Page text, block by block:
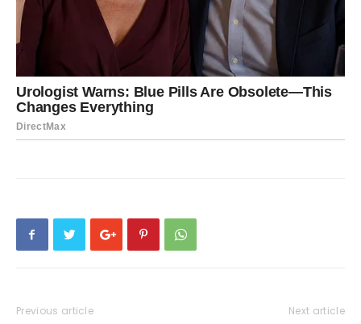
Previous article Next article